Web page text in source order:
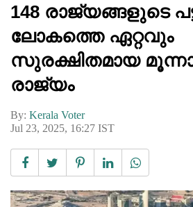
148 രാജ്യങ്ങളുടെ
ലോകത്തെ ഏറ്റവും
സുരക്ഷിതമായ
രാജ്യം
By: Kerala Voter
Jul 23, 2025, 16:27 IST